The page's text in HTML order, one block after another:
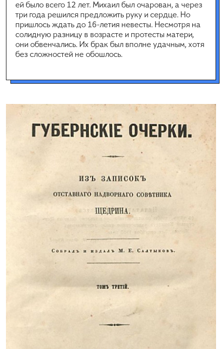
ей было всего 12 лет. Михаил был очарован, а через
три года решился предложить руку и сердце. Но
пришлось ждать до 16-летия невесты. Несмотря на
солидную разницу в возрасте и протесты матери,
они обвенчались. Их брак был вполне удачным, хотя
без сложностей не обошлось.